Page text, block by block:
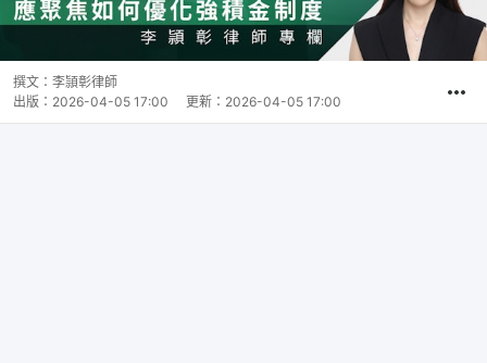
撰文： 李頴彰律師
出版： 2026-04-05 17:00 更新： 2026-04-05 17:00